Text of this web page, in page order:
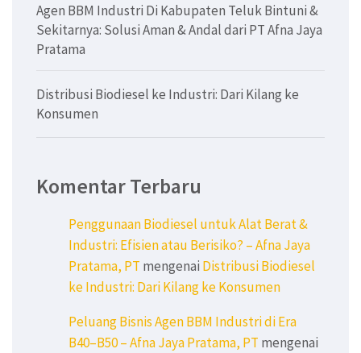
Agen BBM Industri Di Kabupaten Teluk Bintuni &
Sekitarnya: Solusi Aman & Andal dari PT Afna Jaya
Pratama
Distribusi Biodiesel ke Industri: Dari Kilang ke
Konsumen
Komentar Terbaru
Penggunaan Biodiesel untuk Alat Berat &
Industri: Efisien atau Berisiko? – Afna Jaya
Pratama, PT mengenai Distribusi Biodiesel
ke Industri: Dari Kilang ke Konsumen
Peluang Bisnis Agen BBM Industri di Era
B40–B50 – Afna Jaya Pratama, PT mengenai